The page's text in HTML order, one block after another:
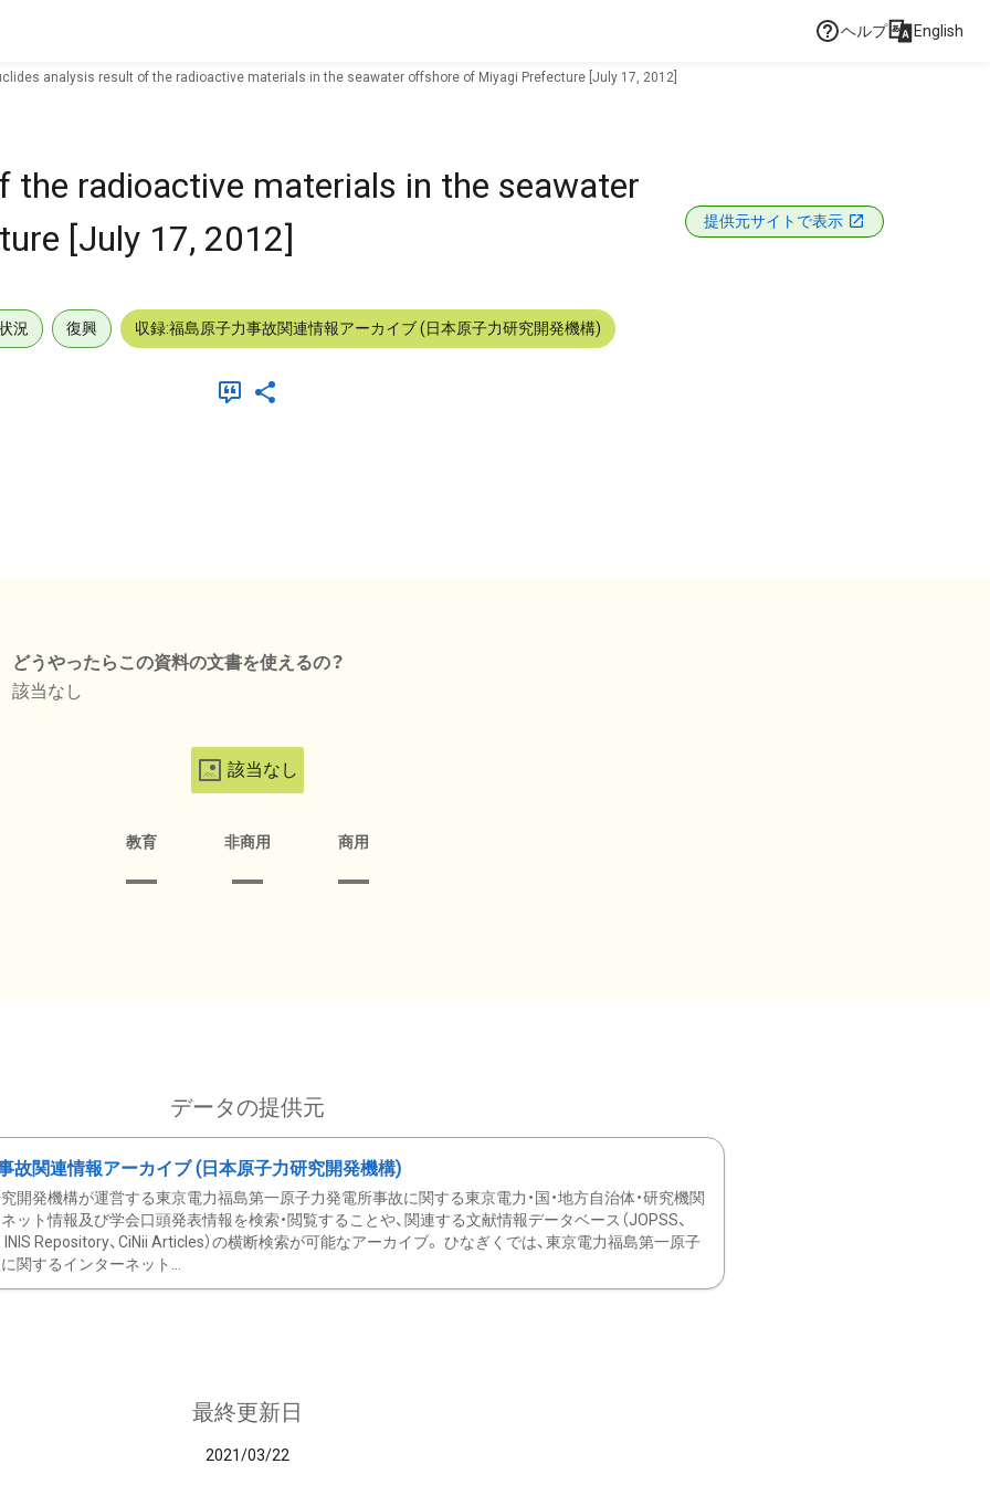
ヘルプ English
analysis result of the radioactive materials in the seawater offshore of Miyagi Prefecture [July 17, 2012]
the radioactive materials in the seawater
[July 17, 2012]
提供元サイトで表示
況 復興 収録:福島原子力事故関連情報アーカイブ (日本原子力研究開発機構)
どうやったらこの資料の文書を使えるの？
該当なし
該当なし
教育 非商用 商用
データの提供元
故関連情報アーカイブ (日本原子力研究開発機構)
開発機構が運営する東京電力福島第一原子力発電所事故に関する東京電力・国・地方自治体・研究機関
ット情報及び学会口頭発表情報を検索・閲覧することや、関連する文献情報データベース（JOPSS、
INIS Repository、CiNii Articles）の横断検索が可能なアーカイブ。 ひなぎくでは、東京電力福島第一原子
関するインターネット...
最終更新日
2021/03/22